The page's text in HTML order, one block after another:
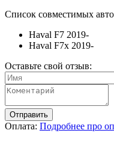
Список совместимых
Haval F7 2019-
Haval F7x 2019-
Оставьте свой отзыв:
Отправить
Оплата: Подробнее про